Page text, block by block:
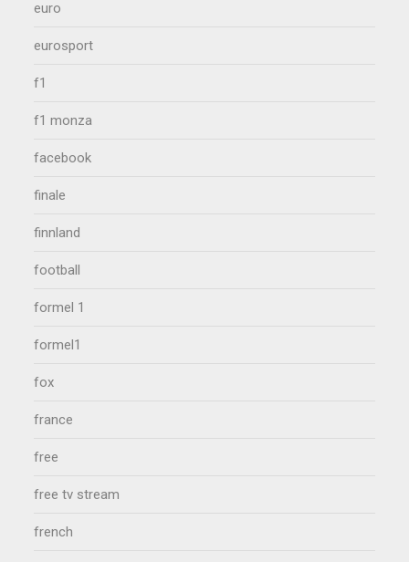
euro
eurosport
f1
f1 monza
facebook
finale
finnland
football
formel 1
formel1
fox
france
free
free tv stream
french